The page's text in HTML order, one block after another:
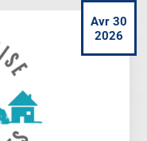
Avr 30
2026